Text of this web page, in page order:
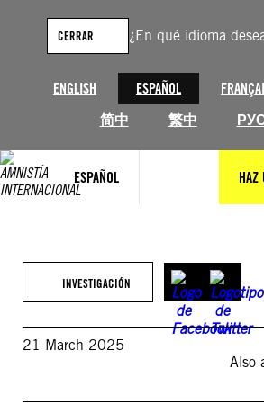
¿En qué idioma
ENGLISH ESPAÑOL
简中
繁中
CERRAR
ESPAÑOL HAZ
contenido
INVESTIGACIÓN
21 March 2025
Also